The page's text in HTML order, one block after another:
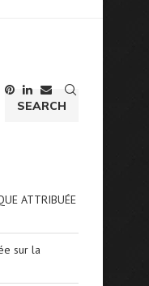
SEARCH
ATTRIBUÉE
sur la